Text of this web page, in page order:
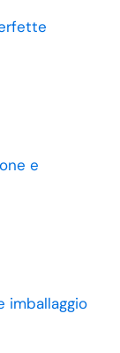
e
imballaggio